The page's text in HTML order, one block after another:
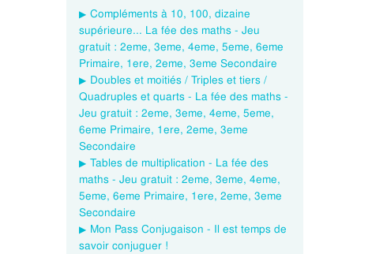
Compléments à 10, 100, dizaine
supérieure... La fée des maths - Jeu
gratuit : 2eme, 3eme, 4eme, 5eme, 6eme
Primaire, 1ere, 2eme, 3eme Secondaire
Doubles et moitiés / Triples et tiers /
Quadruples et quarts - La fée des maths -
Jeu gratuit : 2eme, 3eme, 4eme, 5eme,
6eme Primaire, 1ere, 2eme, 3eme
Secondaire
Tables de multiplication - La fée des
maths - Jeu gratuit : 2eme, 3eme, 4eme,
5eme, 6eme Primaire, 1ere, 2eme, 3eme
Secondaire
Mon Pass Conjugaison - Il est temps de
savoir conjuguer !